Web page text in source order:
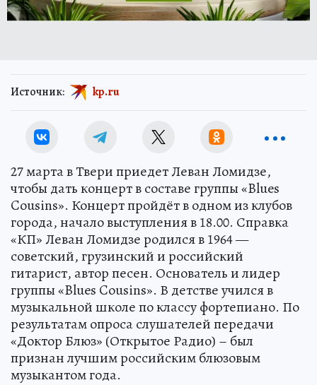
Источник: kp.ru
27 марта в Твери приедет Леван Ломидзе,
чтобы дать концерт в составе группы «Blues
Cousins». Концерт пройдёт в одном из клубов
города, начало выступления в 18.00. Справка
«КП» Леван Ломидзе родился в 1964 —
советский, грузинский и российский
гитарист, автор песен. Основатель и лидер
группы «Blues Cousins». В детстве учился в
музыкальной школе по классу фортепиано. По
результатам опроса слушателей передачи
«Доктор Блюз» (Открытое Радио) – был
признан лучшим российским блюзовым
музыкантом года.